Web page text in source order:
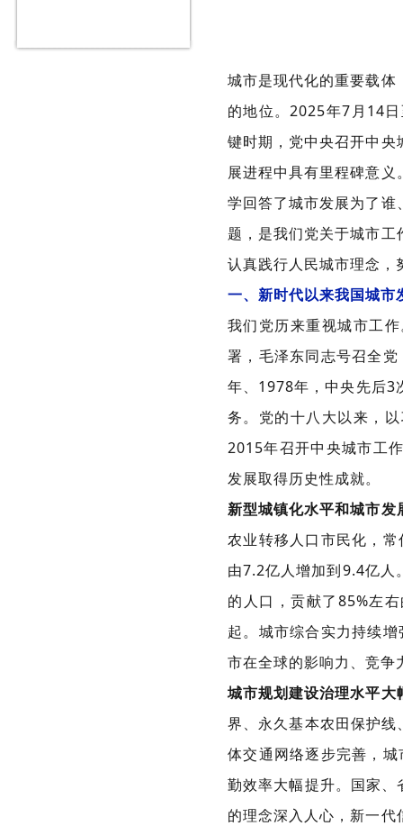
城市是现代化的重要载
的地位。2025年7月14
键时期，党中央召开中
展进程中具有里程碑意
学回答了城市发展为了
题，是我们党关于城市
认真践行人民城市理念
一、新时代以来我国城
我们党历来重视城市工
署，毛泽东同志号召全
年、1978年，中央先后3
务。党的十八大以来，
2015年召开中央城市工
发展取得历史性成就。
新型城镇化水平和城市发
农业转移人口市民化，
由7.2亿人增加到9.4亿人
的人口，贡献了85%左
起。城市综合实力持续
市在全球的影响力、竞争
城市规划建设治理水平大
界、永久基本农田保护
体交通网络逐步完善，
勤效率大幅提升。国家
的理念深入人心，新一